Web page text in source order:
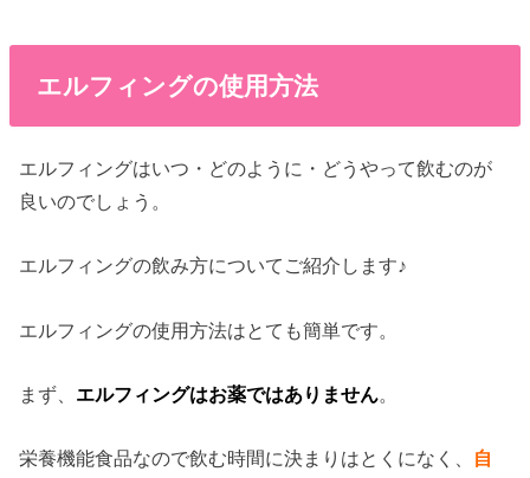
エルフィングの使用方法
エルフィングはいつ・どのように・どうやって飲むのが
良いのでしょう。
エルフィングの飲み方についてご紹介します♪
エルフィングの使用方法はとても簡単です。
まず、 エルフィングはお薬ではありません。
栄養機能食品なので飲む時間に決まりはとくになく、 自